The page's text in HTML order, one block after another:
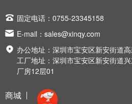
 固定电话：0755-23345158
 E-mail： sales@xinqy.com
 办公地址：深圳市宝安区新安街道
工厂地址：深圳市宝安区新安街道
厂房12层01
商城